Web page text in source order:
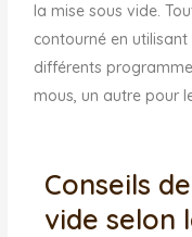
la mise sous vide.
contourné en
différents
mous, un autre pour
Conseils
vide selon